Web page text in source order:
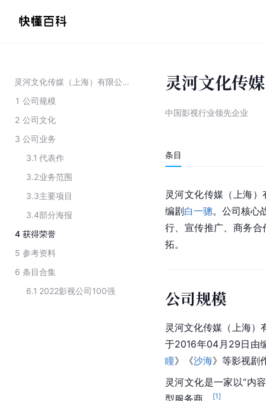
灵河文化传媒（上海）有限公司
1 公司规模
2 公司文化
3 公司业务
3.1 代表作
3.2业务范围
3.3主要项目
3.4部分海报
4 获得荣誉
5 参考资料
6 条目合集
6.1 2022影视公司100强
灵河文化传
中国影视行业领先企业
条目
灵河文化传媒（上海
编剧白一骢。公司核心
行、宣传推广、商务合
拓。
公司规模
灵河文化传媒（上海）
于2016年04月29日由
瞳》《沙海》等影视剧
灵河文化是一家以“内
型服务商。
[1]